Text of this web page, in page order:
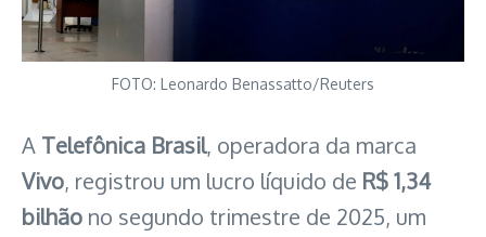
FOTO: Leonardo Benassatto/Reuters
A Telefônica Brasil, operadora da marca
Vivo, registrou um lucro líquido de R$ 1,34
bilhão no segundo trimestre de 2025, um